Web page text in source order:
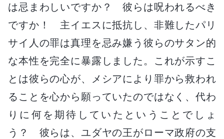
は忌まわしいですか？ 彼らは呪われるべき
ですか！ 主イエスに抵抗し、非難したパリ
サイ人の罪は真理を忌み嫌う彼らのサタン的
な本性を完全に暴露しました。これが示すこ
とは彼らの心が、メシアにより罪から救われ
ることを心から願っていたのではなく、代わ
りに何を期待していたということでしょ
う？ 彼らは、ユダヤの王がローマ政府の支